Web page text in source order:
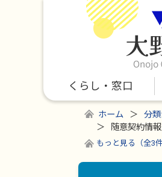
くらし・窓口
ホーム 分
随意契約情
もっと見る（全3件